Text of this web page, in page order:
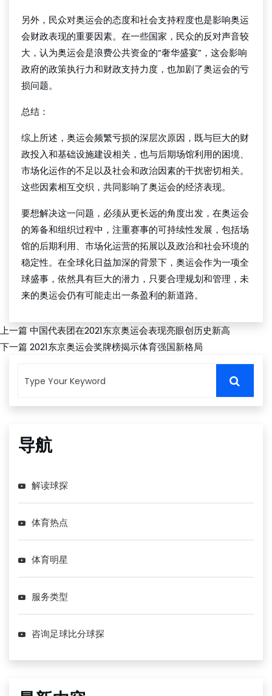
另外，民众对奥运会的态度和社会支持程度也是影响奥运
会财政表现的重要因素。在一些国家，民众的反对声音较
大，认为奥运会是浪费公共资金的“奢华盛宴”，这会影响
政府的政策执行力和财政支持力度，也加剧了奥运会的亏
损问题。
总结：
综上所述，奥运会频繁亏损的深层次原因，既与巨大的财
政投入和基础设施建设相关，也与后期场馆利用的困境、
市场化运作的不足以及社会和政治因素的干扰密切相关。
这些因素相互交织，共同影响了奥运会的经济表现。
要想解决这一问题，必须从更长远的角度出发，在奥运会
的筹备和组织过程中，注重赛事的可持续性发展，包括场
馆的后期利用、市场化运营的拓展以及政治和社会环境的
稳定性。在全球化日益加深的背景下，奥运会作为一项全
球盛事，依然具有巨大的潜力，只要合理规划和管理，未
来的奥运会仍有可能走出一条盈利的新道路。
上一篇中国代表团在2021东京奥运会表现亮眼创历史新高
下一篇 2021东京奥运会奖牌榜揭示体育强国新格局
导航
解读球探
体育热点
体育明星
服务类型
咨询足球比分球探